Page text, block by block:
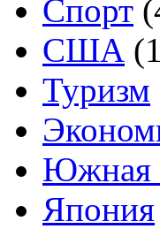
Спорт
США
Туризм
Южная
Япония